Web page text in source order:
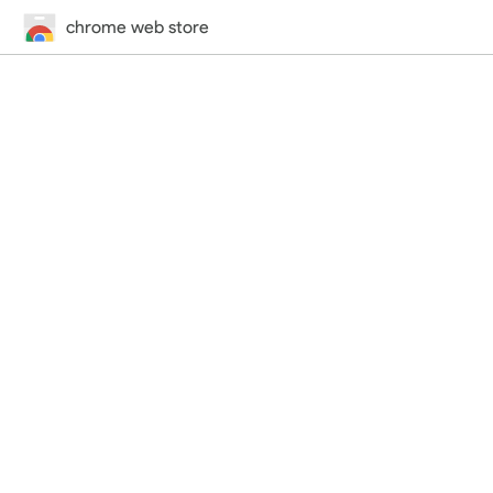
chrome web store